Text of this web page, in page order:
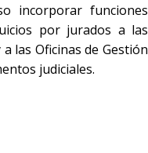
incorporar funciones
por jurados a las
las Oficinas de Gestión
judiciales.